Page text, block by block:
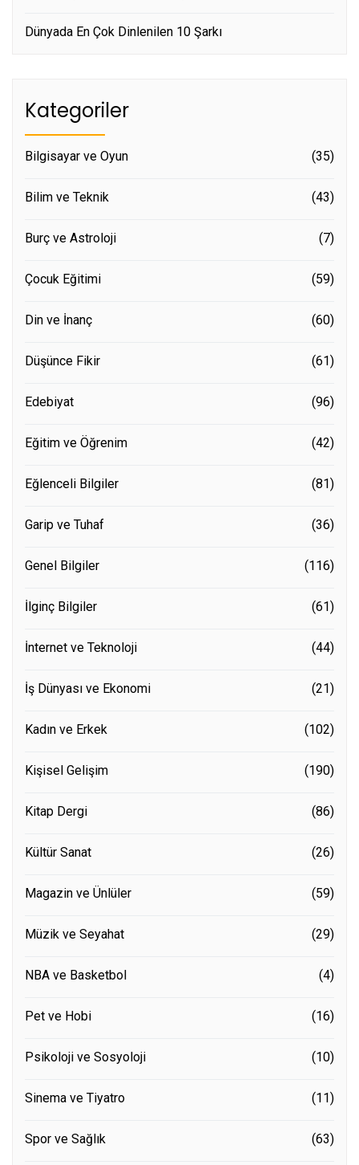
Dünyada En Çok Dinlenilen 10 Şarkı
Kategoriler
Bilgisayar ve Oyun (35)
Bilim ve Teknik (43)
Burç ve Astroloji (7)
Çocuk Eğitimi (59)
Din ve İnanç (60)
Düşünce Fikir (61)
Edebiyat (96)
Eğitim ve Öğrenim (42)
Eğlenceli Bilgiler (81)
Garip ve Tuhaf (36)
Genel Bilgiler (116)
İlginç Bilgiler (61)
İnternet ve Teknoloji (44)
İş Dünyası ve Ekonomi (21)
Kadın ve Erkek (102)
Kişisel Gelişim (190)
Kitap Dergi (86)
Kültür Sanat (26)
Magazin ve Ünlüler (59)
Müzik ve Seyahat (29)
NBA ve Basketbol (4)
Pet ve Hobi (16)
Psikoloji ve Sosyoloji (10)
Sinema ve Tiyatro (11)
Spor ve Sağlık (63)